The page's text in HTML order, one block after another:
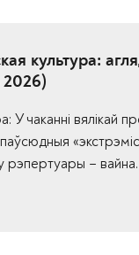
культура:
2026)
У чаканні вялікай
у рэпертуары –